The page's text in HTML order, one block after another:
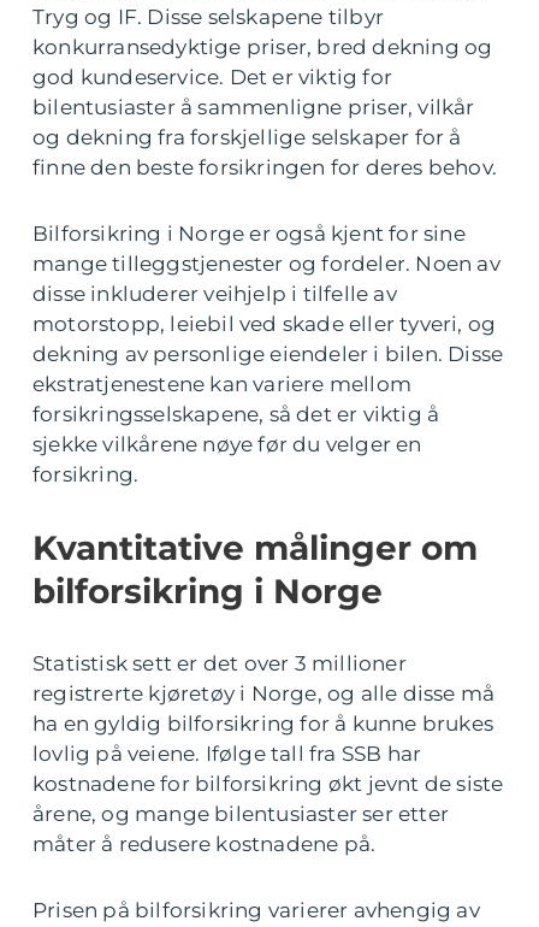
Tryg og IF. Disse selskapene tilbyr
konkurransedyktige priser, bred dekning og
god kundeservice. Det er viktig for
bilentusiaster å sammenligne priser, vilkår
og dekning fra forskjellige selskaper for å
finne den beste forsikringen for deres behov.
Bilforsikring i Norge er også kjent for sine
mange tilleggstjenester og fordeler. Noen av
disse inkluderer veihjelp i tilfelle av
motorstopp, leiebil ved skade eller tyveri, og
dekning av personlige eiendeler i bilen. Disse
ekstratjenestene kan variere mellom
forsikringsselskapene, så det er viktig å
sjekke vilkårene nøye før du velger en
forsikring.
Kvantitative målinger om
bilforsikring i Norge
Statistisk sett er det over 3 millioner
registrerte kjøretøy i Norge, og alle disse må
ha en gyldig bilforsikring for å kunne brukes
lovlig på veiene. Ifølge tall fra SSB har
kostnadene for bilforsikring økt jevnt de siste
årene, og mange bilentusiaster ser etter
måter å redusere kostnadene på.
Prisen på bilforsikring varierer avhengig av